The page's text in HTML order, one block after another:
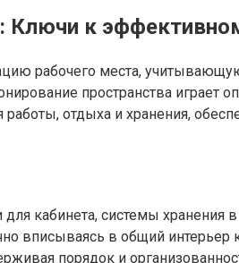
Ключи к
рабочего места,
пространства
отдыха и хранения,
для кабинета, системы
вписываясь в общий интерьер
порядок и